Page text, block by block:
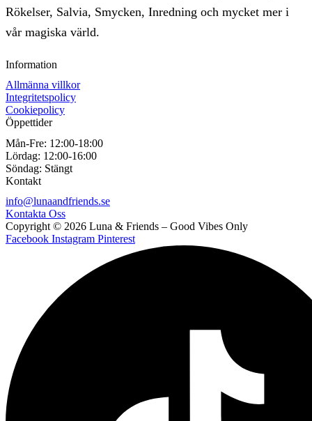
Rökelser, Salvia, Smycken, Inredning och mycket mer i
vår magiska värld.
Information
Allmänna villkor
Integritetspolicy
Cookiepolicy
Öppettider
Mån-Fre: 12:00-18:00
Lördag: 12:00-16:00
Söndag: Stängt
Kontakt
info@lunaandfriends.se
Kontakta Oss
Copyright © 2026 Luna & Friends – Good Vibes Only
Facebook Instagram Pinterest